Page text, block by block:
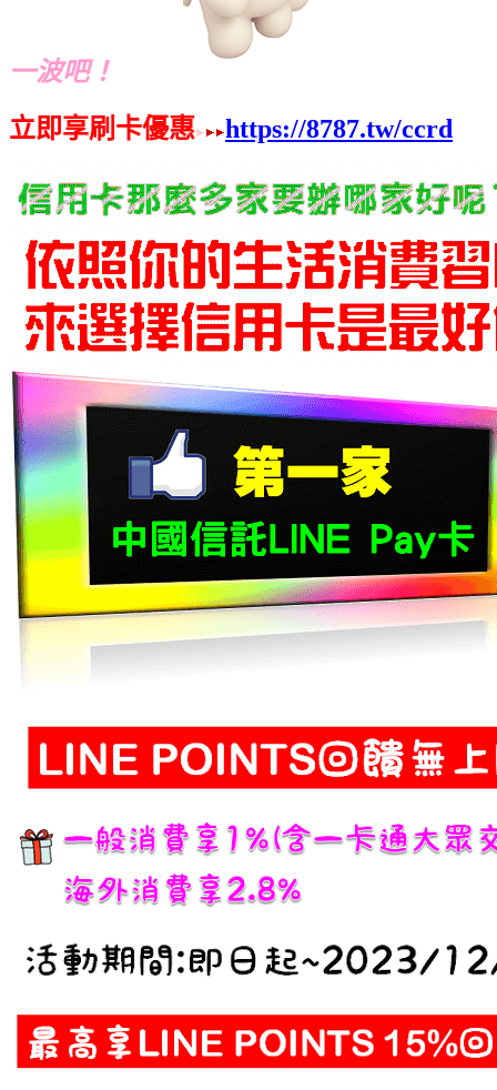
一波吧！
立即享刷卡優惠
https://8787.tw/ccrd